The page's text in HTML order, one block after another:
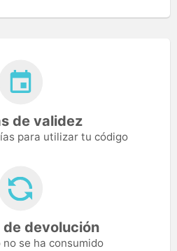
de validez
para utilizar tu código
de devolución
se ha consumido